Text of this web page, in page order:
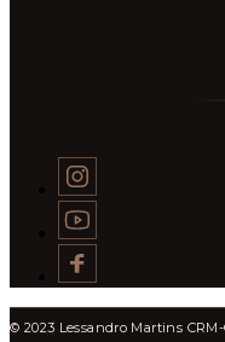
© 2023 Lessandro Martins CRM-